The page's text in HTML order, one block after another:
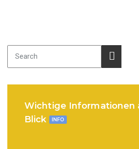
Wichtige Informationen
Blick
INFO